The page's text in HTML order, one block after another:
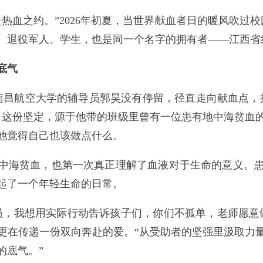
之约。”2026年初夏，当世界献血者日的暖风吹过
退役军人、学生，也是同一个名字的拥有者——江西
气
航空大学的辅导员郭昊没有停留，径直走向献血点
份坚定，源于他带的班级里曾有一位患有地中海贫血
得自己也该做点什么。
海贫血，也第一次真正理解了血液对于生命的意义。
一个年轻生命的日常。
我想用实际行动告诉孩子们，你们不孤单，老师愿
在传递一份双向奔赴的爱。“从受助者的坚强里汲取
底气。”